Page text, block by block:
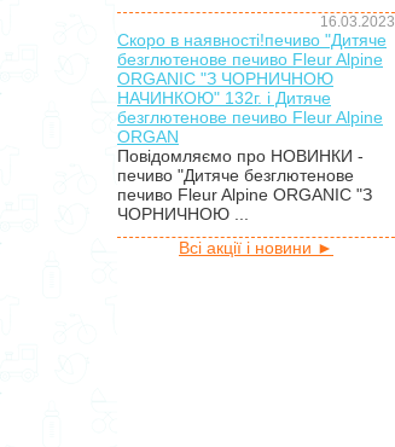
16.03.2023
Скоро в наявності!печиво "Дитяче
безглютенове печиво Fleur Alpine
ORGANIC "З ЧОРНИЧНОЮ
НАЧИНКОЮ" 132г. і Дитяче
безглютенове печиво Fleur Alpine
ORGAN
Повідомляємо про НОВИНКИ -
печиво "Дитяче безглютенове
печиво Fleur Alpine ORGANIC "З
ЧОРНИЧНОЮ ...
Всі акції і новини ►